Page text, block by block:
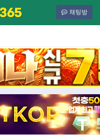
채팅방